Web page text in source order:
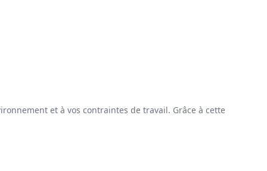
et à vos contraintes de travail. Grâce à cette